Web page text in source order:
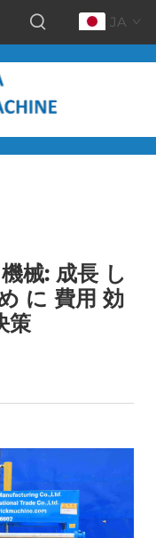
JA
械: 成長 し
に 費用 効
策